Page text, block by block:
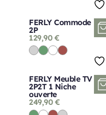
FERLY Commode
2P
129,90 €
FERLY Meuble TV
2P2T 1 Niche
ouverte
249,90 €